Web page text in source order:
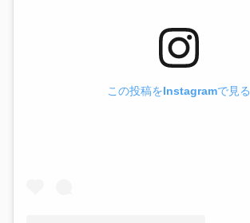
この投稿をInstagramで見る